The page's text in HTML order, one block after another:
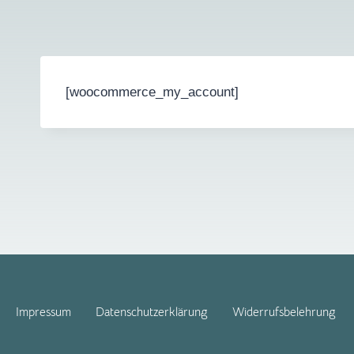
[woocommerce_my_account]
Impressum Datenschutzerklärung Widerrufsbelehrung